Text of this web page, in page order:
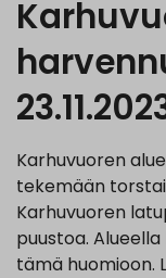
Karhuvuoren
tekemään
Karhuvuoren
puustoa.
tämä huomioon.